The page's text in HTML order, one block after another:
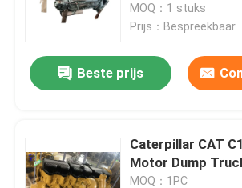
MOQ：1 stuks
Prijs：Bespreekbaar
Beste prijs
Caterpillar CAT
Motor Dump
MOQ：1PC